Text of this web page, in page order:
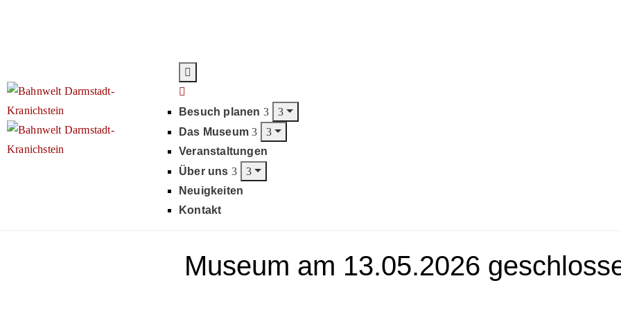
Besuch planen
Das Museum
Veranstaltungen
Über uns
Neuigkeiten
Kontakt
Museum am 13.05.2026